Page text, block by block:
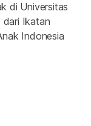
di Universitas
dari Ikatan
Indonesia